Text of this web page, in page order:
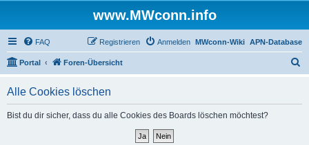
www.MWconn.info
FAQ APN-Database
MWconn-Wiki
Anmelden
Registrieren
Portal Foren-Übersicht
Alle Cookies löschen
Bist du dir sicher, dass du alle Cookies des Boards löschen möchtest?